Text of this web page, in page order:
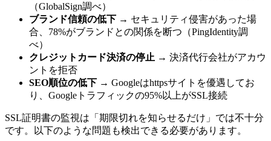
（GlobalSign調べ）
ブランド信頼の低下 → セキュリティ侵害があった場
合、78%がブランドとの関係を断つ（PingIdentity調
べ）
クレジットカード決済の停止 → 決済代行会社がアカウ
ントを拒否
SEO順位の低下 → Googleはhttpsサイトを優遇してお
り、Googleトラフィックの95%以上がSSL接続
SSL証明書の監視は「期限切れを知らせるだけ」では不十分
です。以下のような問題も検出できる必要があります。